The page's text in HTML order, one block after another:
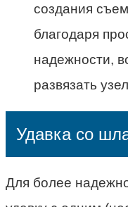
создания
благодаря
надежности,
развязать
Удавка со
Для более